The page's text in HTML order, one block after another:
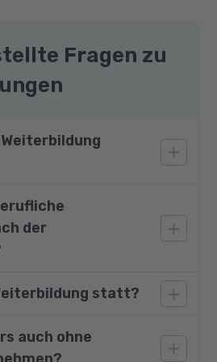
Fragen zu
sich
an Mitarbeiter und
in der modernen
der
Kenntnisse und
in der modernen
zu sein. Dabei ist es
statt?
einem unserer
- bei Zustimmung des
auch ohne